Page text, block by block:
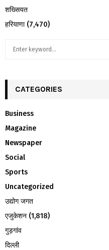
शख्सियत
हरियाणा(7,470)
h
o
r
:
CATEGORIES
Business
Magazine
Newspaper
Social
Sports
Uncategorized
उद्योग जगत
एजुकेशन (1,818)
गुड़गांव
दिल्ली